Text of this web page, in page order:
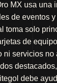
MX usa una
de eventos
toma solo
de
ni servicios no
debe